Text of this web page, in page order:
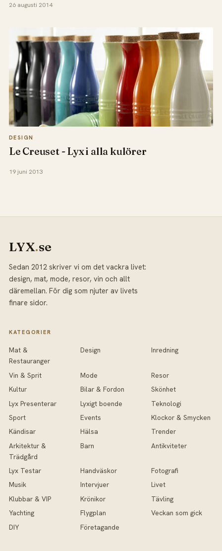
26 augusti 2014
DESIGN
Le Creuset - Lyx i alla kulörer
19 juni 2013
LYX.se
Sedan 2012 skriver vi om det vackra livet:
design, mat, mode, resor, vin och allt
däremellan. För dig som njuter av livets
finare sidor.
KATEGORIER
Mat &
Restauranger
Design Inredning
Vin & Sprit Mode
Resor
Kultur
Bilar & Fordon
Skönhet
Lyx Presenterar
Lyxigt boende
Teknologi
Sport
Events
Klockor & Smycken
Kändisar
Hälsa
Trender
Arkitektur &
Trädgård
Barn Antikviteter
Lyx Testar Handväskor
Fotografi
Musik
Intervjuer
Livet
Klubbar & VIP
Krönikor
Tävling
Yachting
Flygplan
Veckan som gick
DIY
Företagande